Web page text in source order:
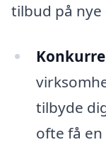
tilbud på nye
tilbyde
ofte få